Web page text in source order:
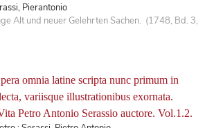
Pierantonio
Alt und neuer Gelehrten Sachen. (1748, Bd. 3,
omnia latine scripta nunc primum in
variisque illustrationibus exornata.
Petro Antonio Serassio auctore. Vol.1.2.